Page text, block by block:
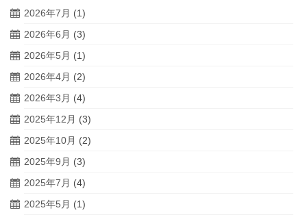
2026年7月 (1)
2026年6月 (3)
2026年5月 (1)
2026年4月 (2)
2026年3月 (4)
2025年12月 (3)
2025年10月 (2)
2025年9月 (3)
2025年7月 (4)
2025年5月 (1)